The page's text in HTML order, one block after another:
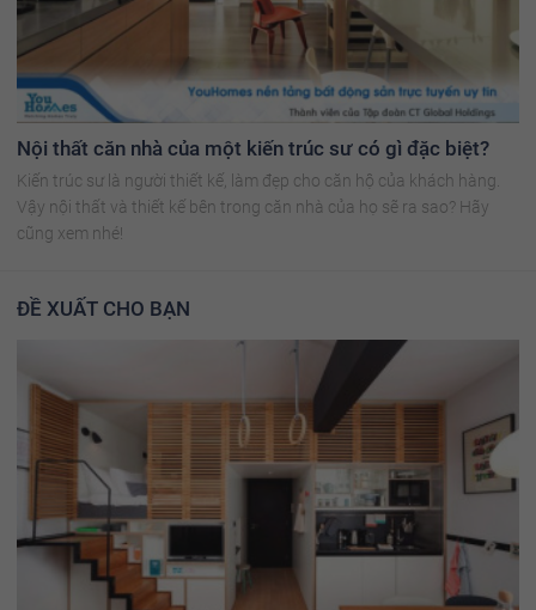
Nội thất căn nhà của một kiến trúc sư có gì đặc biệt?
Kiến trúc sư là người thiết kế, làm đẹp cho căn hộ của khách hàng.
Vậy nội thất và thiết kế bên trong căn nhà của họ sẽ ra sao? Hãy
cũng xem nhé!
ĐỀ XUẤT CHO BẠN